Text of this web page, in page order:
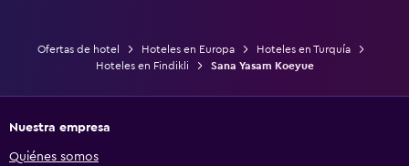
Ofertas de hotel Hoteles en Europa
Hoteles en Turquía
Hoteles en Findikli
Sana Yasam Koeyue
Nuestra empresa
Quiénes somos